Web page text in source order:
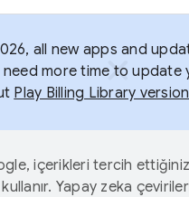
all new apps and
more time to
Play Billing Library
içerikleri tercih
Yapay zeka